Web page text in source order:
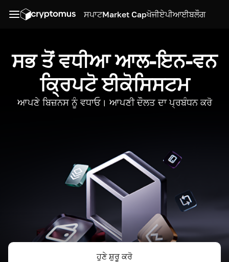
ਸਪਾਟMarket Capਖੋਜੀਏਪੀਆਈਬਲੌਗ
ਸਭ ਤੋਂ ਵਧੀਆ ਆਲ-ਇਨ-ਵਨ
ਕ੍ਰਿਪਟੋ ਈਕੋਸਿਸਟਮ
ਆਪਣੇ ਬਿਜ਼ਨਸ ਨੂੰ ਵਧਾਓ। ਆਪਣੀ ਦੌਲਤ ਦਾ ਪ੍ਰਬੰਧਨ ਕਰੋ
ਹੁਣੇ ਸ਼ੁਰੂ ਕਰੋ